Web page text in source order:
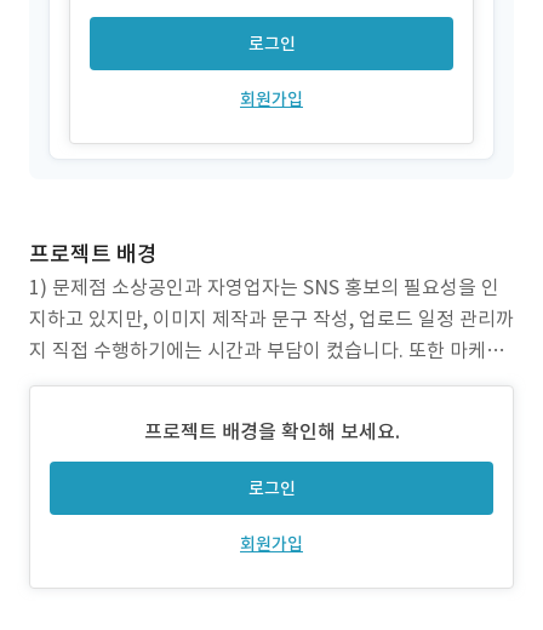
로그인
회원가입
프로젝트 배경
1) 문제점 소상공인과 자영업자는 SNS 홍보의 필요성을 인
지하고 있지만, 이미지 제작과 문구 작성, 업로드 일정 관리까
지 직접 수행하기에는 시간과 부담이 컸습니다. 또한 마케팅
콘텐츠 생성, 결제, 공유, 성과 확인이 각각 분리되어 있어 서
있었습니다. 2) 프로젝트 목표 AI 기반 마케팅 서비스의 웹앱
클라이언트를 구축하여, 사용자가 간단한
프로젝트 배경을 확인해 보세요.
로그인
회원가입